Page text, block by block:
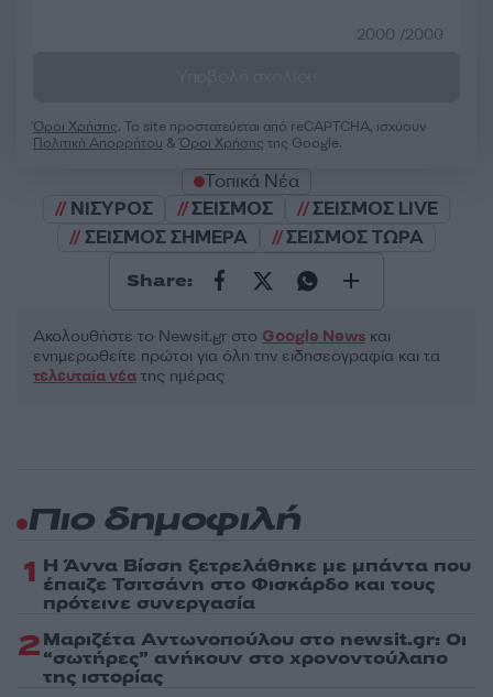
2000 /2000
Όροι Χρήσης. Το site προστατεύεται από reCAPTCHA, ισχύουν
Πολιτική Απορρήτου &Όροι Χρήσης της Google.
Τοπικά Νέα
ΝΙΣΥΡΟΣ
ΣΕΙΣΜΟΣ
ΣΕΙΣΜΟΣ LIVE
ΣΕΙΣΜΟΣ ΣΗΜΕΡΑ
ΣΕΙΣΜΟΣ ΤΩΡΑ
Share:
Ακολουθήστε το Νewsit.gr στο Google News και
ενημερωθείτε πρώτοι για όλη την ειδησεογραφία και τα
τελευταία νέα της ημέρας
Πιο δημοφιλή
1 Η Άννα Βίσση ξετρελάθηκε με μπάντα που
έπαιζε Τσιτσάνη στο Φισκάρδο και τους
πρότεινε συνεργασία
2Μαριζέτα Αντωνοπούλου στο newsit.gr: Οι
“σωτήρες” ανήκουν στο χρονοντούλαπο
της ιστορίας